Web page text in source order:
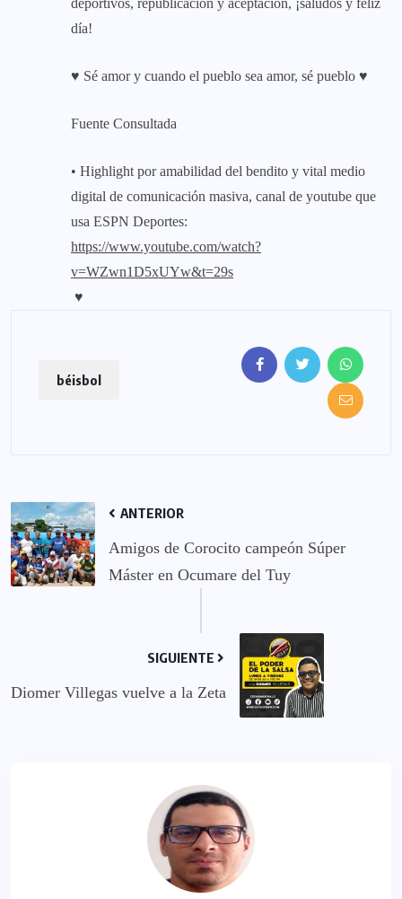
deportivos, republicación y aceptación, ¡saludos y feliz
día!
♥ Sé amor y cuando el pueblo sea amor, sé pueblo ♥
Fuente Consultada
• Highlight por amabilidad del bendito y vital medio
digital de comunicación masiva, canal de youtube que
usa ESPN Deportes:
https://www.youtube.com/watch?
v=WZwn1D5xUYw&t=29s
♥
béisbol
ANTERIOR
Amigos de Corocito campeón Súper
Máster en Ocumare del Tuy
SIGUIENTE
Diomer Villegas vuelve a la Zeta